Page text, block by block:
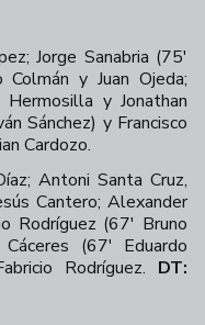
Jorge Sanabria (75'
y Juan Ojeda;
Hermosilla y Jonathan
Sánchez) y Francisco
Cardozo.
Antoni Santa Cruz,
Cantero; Alexander
Rodríguez (67' Bruno
(67' Eduardo
Rodríguez. DT: